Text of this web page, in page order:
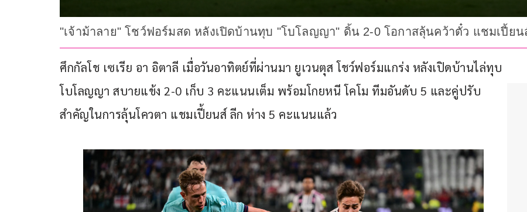
"เจ้าม้าลาย" โชว์ฟอร์มสด หลังเปิดบ้านทุบ "โบโลญญา" ดิ้น 2-0 โอกาสลุ้นคว้าตั๋ว แชมเปี้ยน
ศึกกัลโช เซเรีย อา อิตาลี เมื่อวันอาทิตย์ที่ผ่านมา ยูเวนตุส โชว์ฟอร์มแกร่ง หลังเปิดบ้านไล่ทุบ
โบโลญญา สบายแข้ง 2-0 เก็บ 3 คะแนนเต็ม พร้อมโกยหนี โคโม ทีมอันดับ 5 และคู่ปรับ
สำคัญในการลุ้นโควตา แชมเปี้ยนส์ ลีก ห่าง 5 คะแนนแล้ว